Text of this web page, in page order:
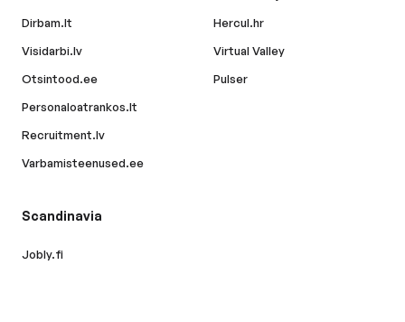
Dirbam.lt
Visidarbi.lv
Otsintood.ee
Personaloatrankos.lt
Recruitment.lv
Varbamisteenused.ee
Hercul.hr
Virtual Valley
Pulser
Scandinavia
Jobly.fi